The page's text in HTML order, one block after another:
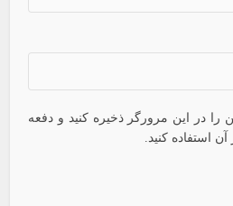
را در این مرورگر ذخیره کنید و دفعه
استفاده کنید.